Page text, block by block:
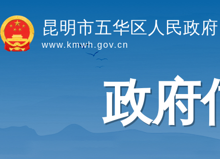
昆明市五华区人民政府
www.kmwh.gov.cn
政府